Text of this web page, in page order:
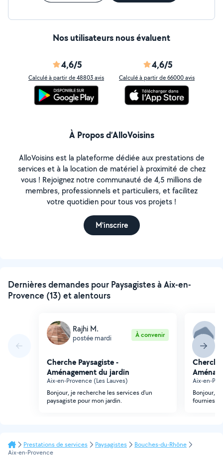
Nos utilisateurs nous évaluent
4,6/5
Calculé à partir de 48803 avis
4,6/5
Calculé à partir de 66000 avis
À Propos d’AlloVoisins
AlloVoisins est la plateforme dédiée aux prestations de
services et à la location de matériel à proximité de chez
vous ! Rejoignez notre communauté de 4,5 millions de
membres, professionnels et particuliers, et facilitez
votre quotidien pour tous vos projets !
M'inscrire
Dernières demandes pour Paysagistes à Aix-en-
Provence (13) et alentours
Rajhi M.
postée mardi À convenir
Cherche Paysagiste -
Aménagement du jardin
Aix-en-Provence (Les Lauves)
Bonjour, je recherche les services d'un
paysagiste pour mon jardin.
Aix-en-
Bonjour,
fournies)
Prestations de services Paysagistes
Bouches-du-Rhône
Aix-en-Provence